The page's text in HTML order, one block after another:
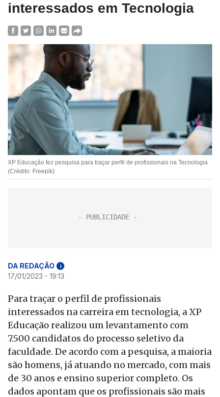
interessados em Tecnologia
XP Educação fez pesquisa para traçar perfil de profissionais na Tecnologia
(Crédito: Freepik)
DA REDAÇÃO i
17/01/2023 - 19:13
Para traçar o perfil de profissionais
interessados na carreira em tecnologia, a XP
Educação realizou um levantamento com
7.500 candidatos do processo seletivo da
faculdade. De acordo com a pesquisa, a maioria
são homens, já atuando no mercado, com mais
de 30 anos e ensino superior completo. Os
dados apontam que os profissionais são mais